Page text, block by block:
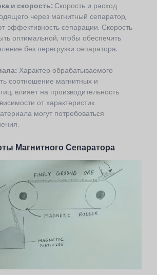
и скорость: Скорость и расход
через магнитный сепаратор,
эффективность сепарации. Скорость
оптимальной, чтобы обеспечить
без перегрузки сепаратора.
Характер обрабатываемого
соотношение магнитных и
влияет на производительность
от характеристик
могут потребоваться
Магнитного Сепаратора